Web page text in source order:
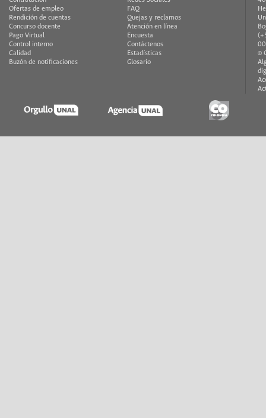
Ofertas de empleo
Rendición de cuentas
Concurso docente
Pago Virtual
Control interno
Calidad
Buzón de notificaciones
FAQ
Quejas y reclamos
Atención en línea
Encuesta
Contáctenos
Estadísticas
Glosario
©